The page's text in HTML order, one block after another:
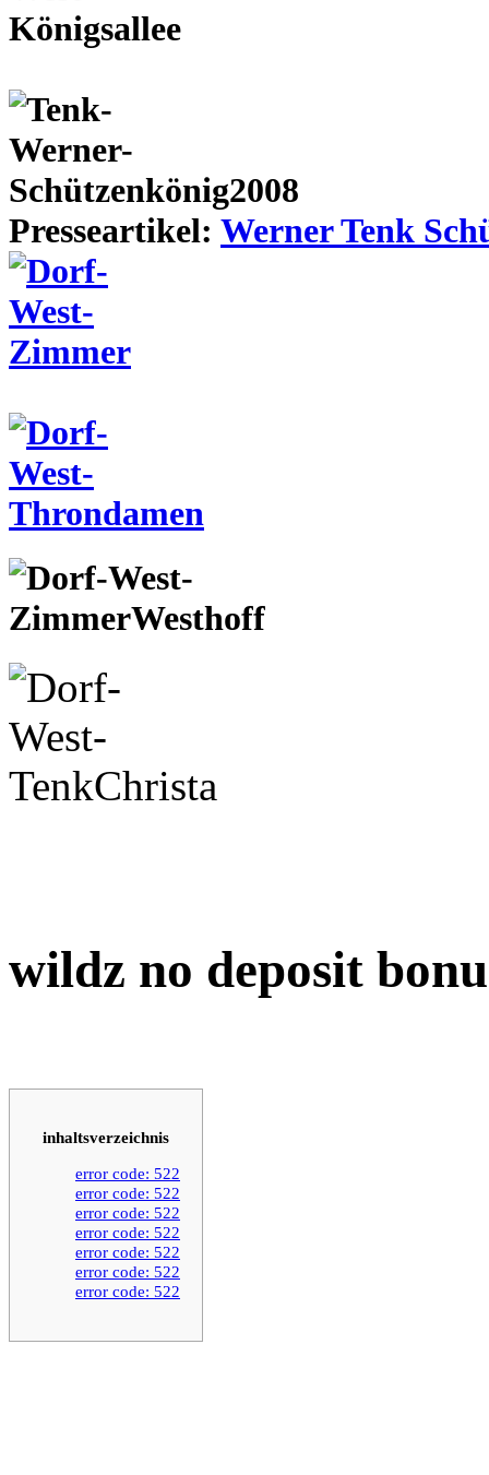
Presseartikel: Werner Tenk
wildz no deposit
inhaltsverzeichnis
error code: 522
error code: 522
error code: 522
error code: 522
error code: 522
error code: 522
error code: 522